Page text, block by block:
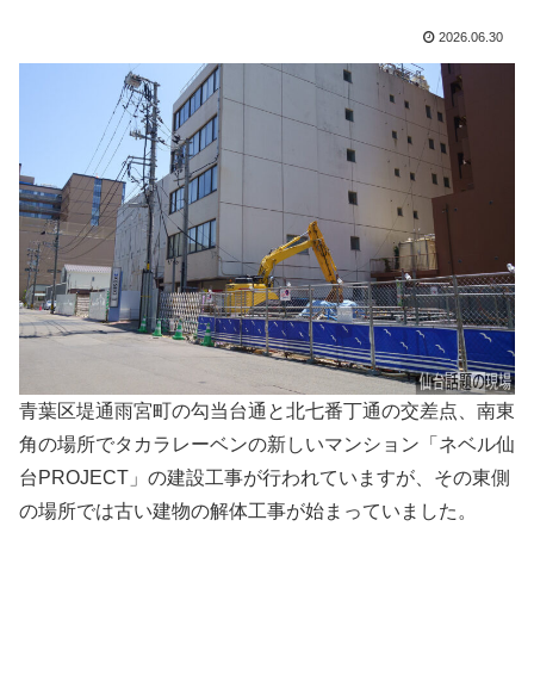
2026.06.30
青葉区堤通雨宮町の勾当台通と北七番丁通の交差点、南東
角の場所でタカラレーベンの新しいマンション「ネベル仙
台PROJECT」の建設工事が行われていますが、その東側
の場所では古い建物の解体工事が始まっていました。